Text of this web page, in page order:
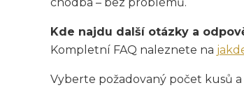
Kde najdu další otázky a
Kompletní FAQ naleznete na
Vyberte požadovaný počet kusů